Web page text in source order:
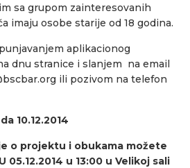
sa grupom zainteresovanih
imaju osobe starije od 18 godina.
aplikacionog
dnu stranice i slanjem na email
ili pozivom na telefon
10.12.2014
o projektu i obukama možete
05.12.2014 u 13:00 u Velikoj sali